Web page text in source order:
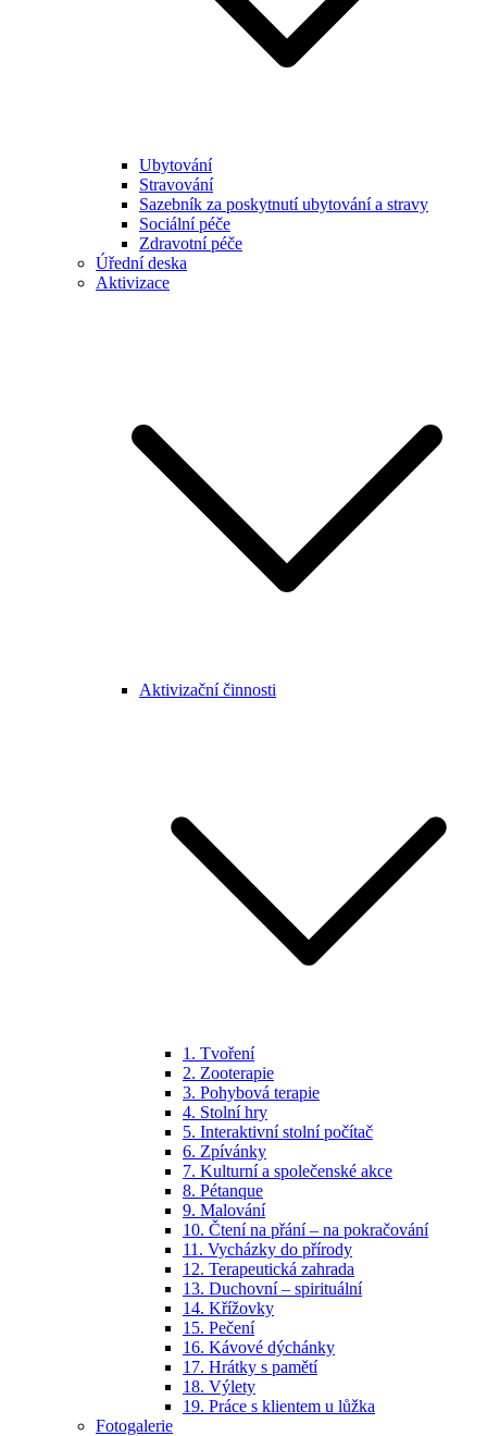
Ubytování
Stravování
Sazebník za poskytnutí ubytování a stravy
Sociální péče
Zdravotní péče
Úřední deska
Aktivizace
Aktivizační činnosti
1. Tvoření
2. Zooterapie
3. Pohybová terapie
4. Stolní hry
5. Interaktivní stolní počítač
6. Zpívánky
7. Kulturní a společenské akce
8. Pétanque
9. Malování
10. Čtení na přání – na pokračování
11. Vycházky do přírody
12. Terapeutická zahrada
13. Duchovní – spirituální
14. Křížovky
15. Pečení
16. Kávové dýchánky
17. Hrátky s pamětí
18. Výlety
19. Práce s klientem u lůžka
Fotogalerie